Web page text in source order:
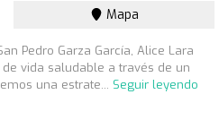
Mapa
Pedro Garza García, Alice Lara
vida saludable a través de un
una estrate... Seguir leyendo